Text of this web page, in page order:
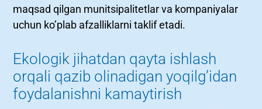
maqsad qilgan munitsipalitetlar va kompaniyalar
uchun ko’plab afzalliklarni taklif etadi.
Ekologik jihatdan qayta ishlash
orqali qazib olinadigan yoqilg’idan
foydalanishni kamaytirish